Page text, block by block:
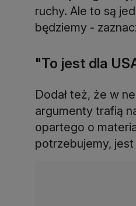
ruchy. Ale to są
będziemy -
"To jest dla
Dodał też, że w
argumenty trafią
opartego o
potrzebujemy,